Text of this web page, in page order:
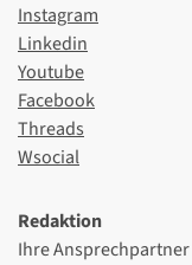
Instagram
Linkedin
Youtube
Facebook
Threads
Wsocial
Redaktion
Ihre